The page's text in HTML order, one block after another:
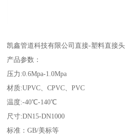
凯鑫管道科技有限公司直接-塑料直接头
产品参数：
压力:0.6Mpa-1.0Mpa
材质:UPVC、CPVC、PVC
温度:-40℃-140℃
尺寸:DN15-DN1000
标准：GB/美标等